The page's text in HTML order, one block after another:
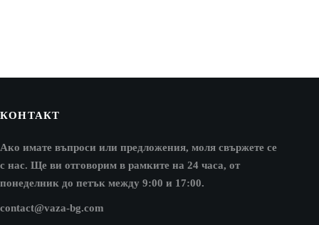
КОНТАКТ
Ако имате въпроси или предложения, моля свържете се
с нас. Ще ви отговорим в рамките на 24 часа, от
понеделник до петък между 9:00 и 17:00.
contact@vaza-bg.com